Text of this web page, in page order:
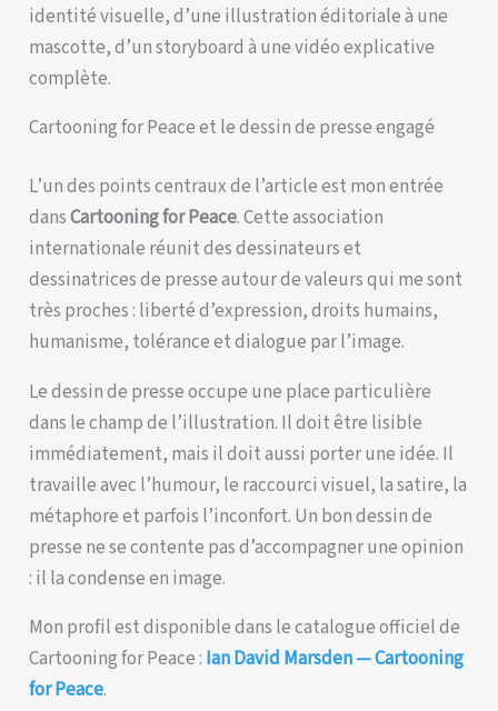
identité visuelle, d’une illustration éditoriale à une
mascotte, d’un storyboard à une vidéo explicative
complète.
Cartooning for Peace et le dessin de presse engagé
L’un des points centraux de l’article est mon entrée
dansCartooning for Peace. Cette association
internationale réunit des dessinateurs et
dessinatrices de presse autour de valeurs qui me sont
très proches : liberté d’expression, droits humains,
humanisme, tolérance et dialogue par l’image.
Le dessin de presse occupe une place particulière
dans le champ de l’illustration. Il doit être lisible
immédiatement, mais il doit aussi porter une idée. Il
travaille avec l’humour, le raccourci visuel, la satire, la
métaphore et parfois l’inconfort. Un bon dessin de
presse ne se contente pas d’accompagner une opinion
: il la condense en image.
Mon profil est disponible dans le catalogue officiel de
Cartooning for Peace : Ian David Marsden — Cartooning
for Peace.